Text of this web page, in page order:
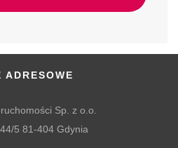
ADRESOWE
Sp. z o.o.
5 81-404 Gdynia